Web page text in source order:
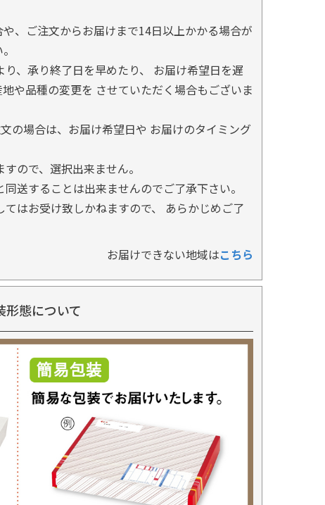
、ご注文からお届けまで14日以上かかる場合が
、承り終了日を早めたり、 お届け希望日を遅
や品種の変更を させていただく場合もございま
の場合は、お届け希望日や お届けのタイミング
ので、選択出来ません。
送することは出来ませんのでご了承下さい。
はお受け致しかねますので、 あらかじめご了
お届けできない地域はこちら
形態について